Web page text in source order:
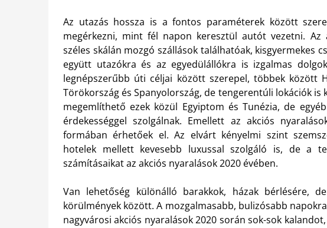
Az utazás hossza is a fontos paraméterek között
megérkezni, mint fél napon keresztül autót vezetni. Az
széles skálán mozgó szállások találhatóak, kisgyermekes
együtt utazókra és az egyedülállókra is izgalmas
legnépszerűbb úti céljai között szerepel, többek között
Törökország és Spanyolország, de tengerentúli lokációk is
megemlíthető ezek közül Egyiptom és Tunézia, de
érdekességgel szolgálnak. Emellett az akciós
formában érhetőek el. Az elvárt kényelmi szint
hotelek mellett kevesebb luxussal szolgáló is, de a
számításaikat az akciós nyaralások 2020 évében.
Van lehetőség különálló barakkok, házak bérlésére,
körülmények között. A mozgalmasabb, bulizósabb
nagyvárosi akciós nyaralások 2020 során sok-sok